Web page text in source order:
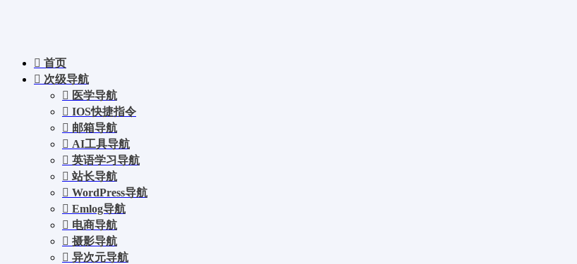
首页
次级导航
医学导航
IOS快捷指令
邮箱导航
AI工具导航
英语学习导航
站长导航
WordPress导航
Emlog导航
电商导航
摄影导航
异次元导航